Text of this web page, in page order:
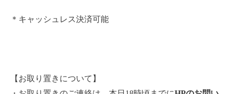
＊キャッシュレス決済可能
【お取り置きについて】